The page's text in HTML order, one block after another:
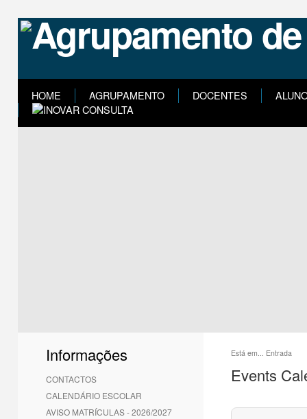
HOME AGRUPAMENTO DOCENTES
Informações
CONTACTOS
CALENDÁRIO ESCOLAR
AVISO MATRÍCULAS - 2026/2027
Está em... Entrada
Events